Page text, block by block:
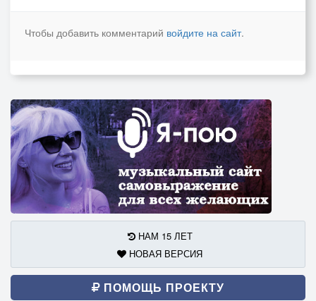
Чтобы добавить комментарий войдите на сайт.
НАМ 15 ЛЕТ
НОВАЯ ВЕРСИЯ
ПОМОЩЬ ПРОЕКТУ